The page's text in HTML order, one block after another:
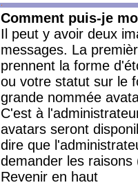
Comment puis-je
Il peut y avoir deux
messages. La
prennent la forme
ou votre statut sur le
grande nommée
C'est à
avatars seront
dire que
demander les
Revenir en haut